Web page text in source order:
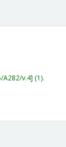
A282/v.4 (1).